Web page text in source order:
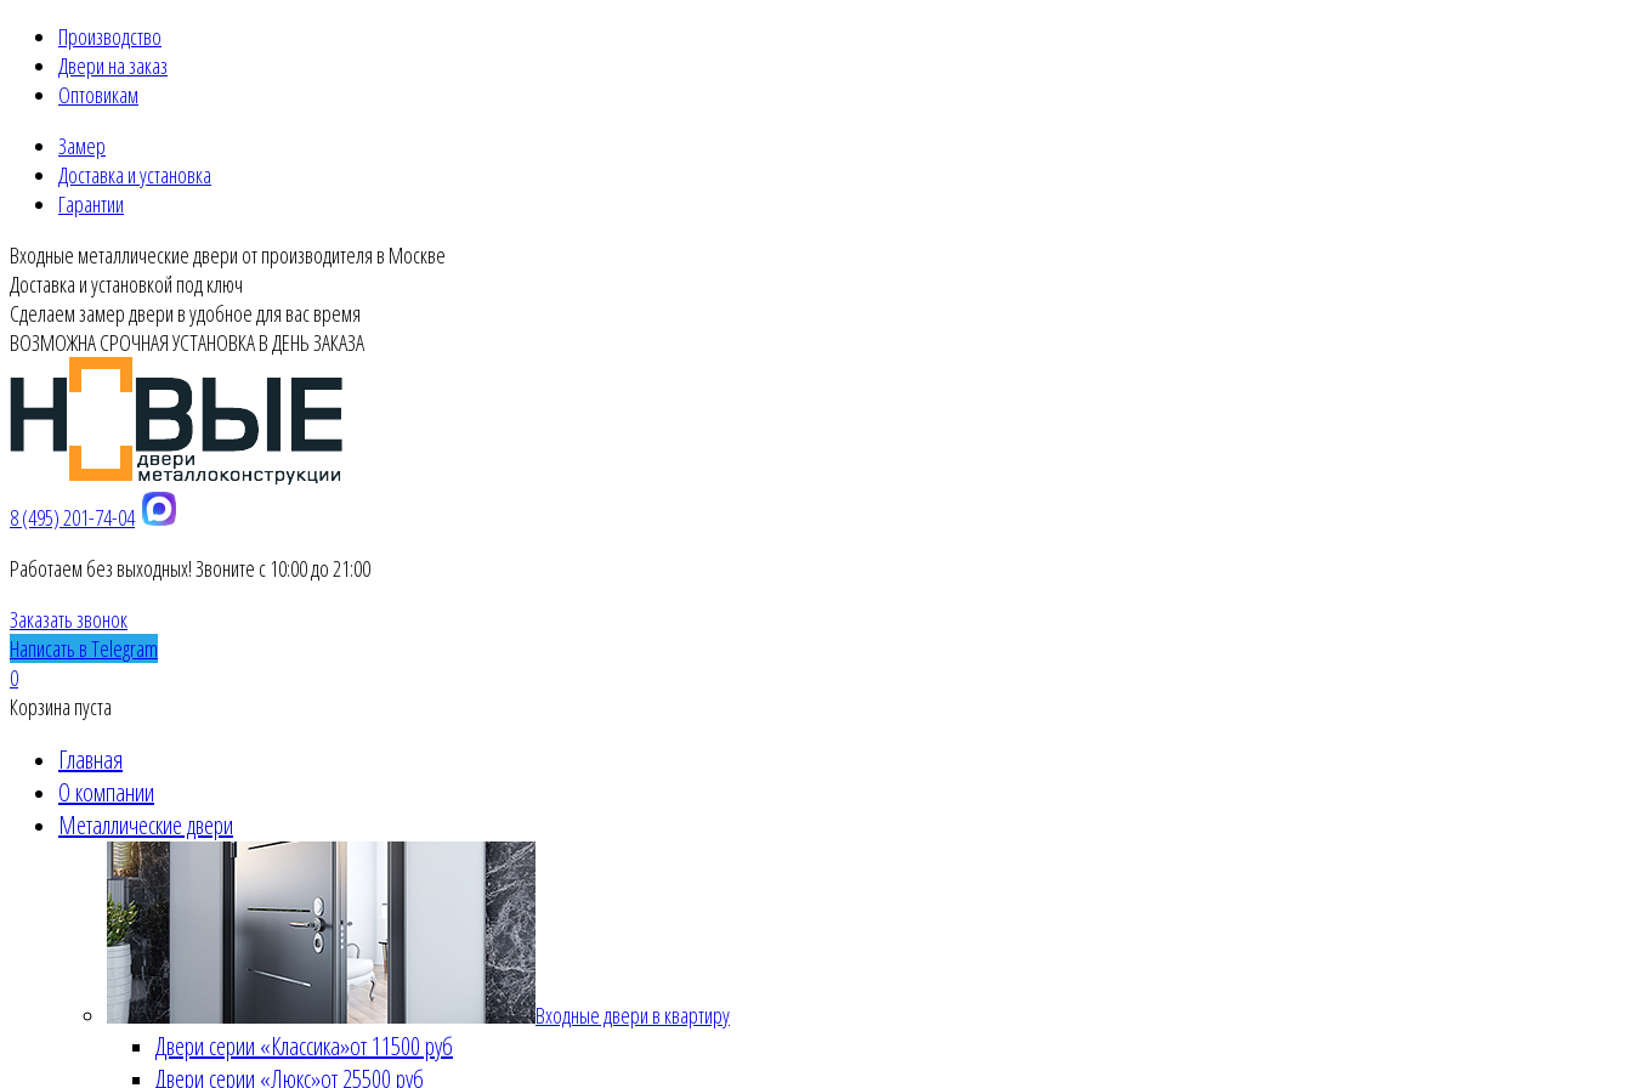
Производство
Двери на заказ
Оптовикам
Замер
Доставка и установка
Гарантии
Входные металлические двери от производителя в Москве
Доставка и установкой под ключ
Сделаем замер двери в удобное для вас время
ВОЗМОЖНА СРОЧНАЯ УСТАНОВКА В ДЕНЬ ЗАКАЗА
8 (495) 201-74-04
Работаем без выходных! Звоните с 10:00 до 21:00
Заказать звонок
Написать в Telegram
0
Корзина пуста
Главная
О компании
Металлические двери
Входные двери в квартиру
Двери серии «Классика»от 11500 руб
Двери серии «Люкс»от 25500 руб